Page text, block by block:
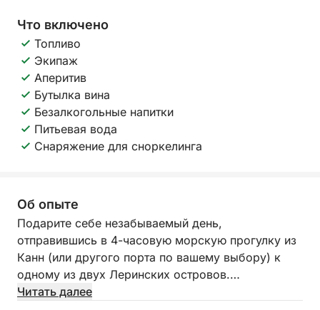
Что включено
Топливо
Экипаж
Аперитив
Бутылка вина
Безалкогольные напитки
Питьевая вода
Снаряжение для сноркелинга
Об опыте
Подарите себе незабываемый день,
отправившись в 4-часовую морскую прогулку из
Канн (или другого порта по вашему выбору) к
одному из двух Леринских островов.
Читать далее